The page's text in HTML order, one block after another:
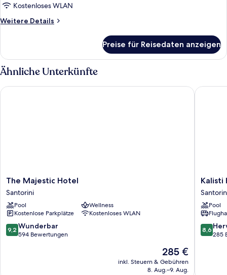
Kostenloses WLAN
Weitere Details
Weitere
Suite
Non
smoking
Preise für Reisedaten anzeigen
Ähnliche Unterkünfte
The
Majestic
Hotel
Santorini
The Majestic Hotel
Santorini
Pool
Wellness
Kostenlose Parkplätze
Kostenloses WLAN
9.2
von
9,2 Wunderbar
594 Bewertungen
Der
Preis
beträgt
285 €
inkl. Steuern & Gebühren
8. Aug.–9. Aug.
The Majestic Hotel
Kalisti
Hotel
&
Suites
Kalisti
Pool
8.6
von
8,6
285
Kalisti